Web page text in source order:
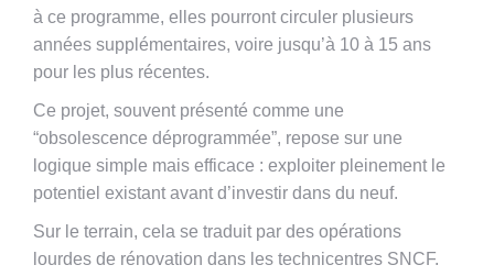
à ce programme, elles pourront circuler plusieurs
années supplémentaires, voire jusqu’à 10 à 15 ans
pour les plus récentes.
Ce projet, souvent présenté comme une
“obsolescence déprogrammée”, repose sur une
logique simple mais efficace : exploiter pleinement le
potentiel existant avant d’investir dans du neuf.
Sur le terrain, cela se traduit par des opérations
lourdes de rénovation dans les technicentres SNCF.